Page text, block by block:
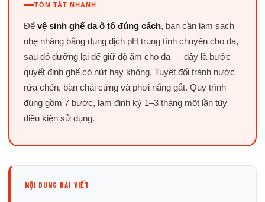
TÓM TẮT NHANH
Để vệ sinh ghế da ô tô đúng cách, bạn cần làm sạch
nhẹ nhàng bằng dung dịch pH trung tính chuyên cho da,
sau đó dưỡng lại để giữ độ ẩm cho da — đây là bước
quyết định ghế có nứt hay không. Tuyệt đối tránh nước
rửa chén, bàn chải cứng và phơi nắng gắt. Quy trình
đúng gồm 7 bước, làm định kỳ 1–3 tháng một lần tùy
điều kiện sử dụng.
NỘI DUNG BÀI VIẾT